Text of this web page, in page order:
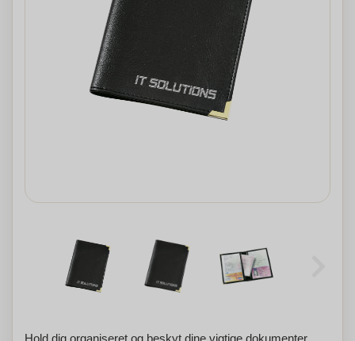
Hold dig organiseret og beskyt dine vigtige dokumenter